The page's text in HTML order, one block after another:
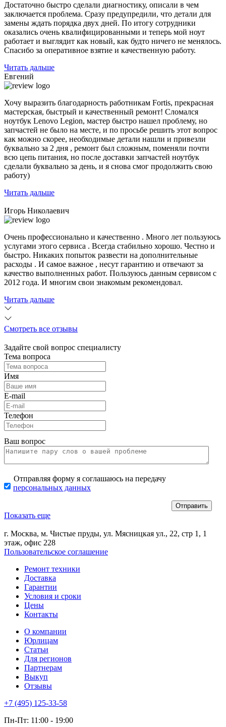
Достаточно быстро сделали диагностику, описали в чем
заключается проблема. Сразу предупредили, что детали для
замены ждать порядка двух дней. По итогу сотрудники
оказались очень квалифицированными и теперь мой ноут
работает и выглядит как новый, как будто ничего не менялось.
Спасибо за оперативное взятие и качественную работу.
Читать дальше
Евгений
Хочу выразить благодарность работникам Fortis, прекрасная
мастерская, быстрый и качественный ремонт! Сломался
ноутбук Lenovo Legion, мастер быстро нашел проблему, но
запчастей не было на месте, и по просьбе решить этот вопрос
как можно скорее, необходимые детали нашли и привезли
буквально за 2 дня , ремонт был сложным, поменяли почти
всю цепь питания, но после доставки запчастей ноутбук
сделали буквально за день, и я снова смог продолжить свою
работу)
Читать дальше
Игорь Николаевич
Очень профессионально и качественно . Много лет пользуюсь
услугами этого сервиса . Всегда стабильно хорошо. Честно и
быстро. Никаких попыток развести на дополнительные
расходы . И самое важное , несут гарантию и отвечают за
качество выполненных работ. Пользуюсь данным сервисом с
2012 года. И многим свои знакомым рекомендовал.
Читать дальше
Смотреть все отзывы
Задайте свой вопрос специалисту
Тема вопроса
Имя
E-mail
Телефон
Ваш вопрос
Отправляя форму я соглашаюсь на передачу
персональных данных
Показать еще
г. Москва, м. Чистые пруды, ул. Мясницкая ул., 22, стр 1, 1
этаж, офис 228
Пользовательское соглашение
Ремонт техники
Доставка
Гарантии
Условия и сроки
Цены
Контакты
О компании
Юрлицам
Статьи
Для регионов
Партнерам
Выкуп
Отзывы
+7 (495) 125-33-58
Пн-Пт: 11:00 - 19:00